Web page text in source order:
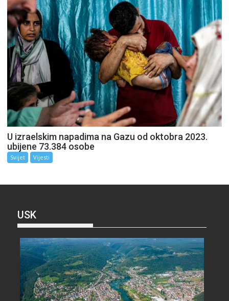
U izraelskim napadima na Gazu od oktobra 2023.
ubijene 73.384 osobe
Svijet Vijesti
USK